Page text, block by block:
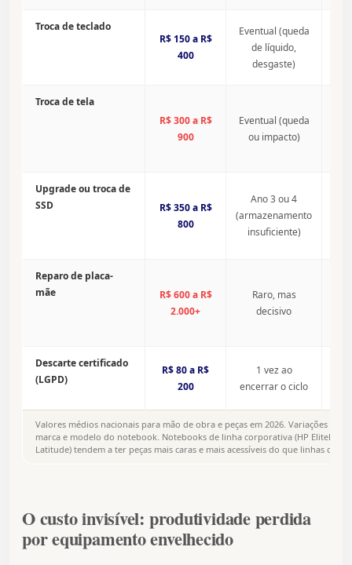
Troca de teclado
R$ 150 a R$
400
Eventual (queda
de líquido,
desgaste)
Troca de tela
R$ 300 a R$
900
Eventual (queda
ou impacto)
Upgrade ou troca de
SSD
R$ 350 a R$
800
Ano 3 ou 4
(armazenamento
insuficiente)
Reparo de placa-
mãe
R$ 600 a R$
2.000+
Raro, mas
decisivo
Descarte certificado
(LGPD)
R$ 80 a R$
200
1 vez ao
encerrar o ciclo
Valores médios nacionais para mão de obra e peças em 2026. Variações
marca e modelo do notebook. Notebooks de linha corporativa (HP
Latitude) tendem a ter peças mais caras e mais acessíveis do que linhas de
O custo invisível: produtividade perdida
por equipamento envelhecido